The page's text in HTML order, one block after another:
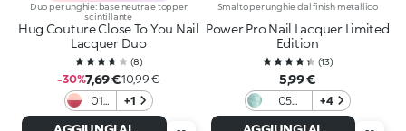
Duo per unghie: base neutra e topper
scintillante
Hug Couture Close To You Nail
Lacquer Duo
(8)
-30%7,69 €10,99 €
01
Prep
+1
Smalto per unghie dal finish metallico
Power Pro Nail Lacquer Limited
Edition
(13)
5,99 €
05
Aqua
+4